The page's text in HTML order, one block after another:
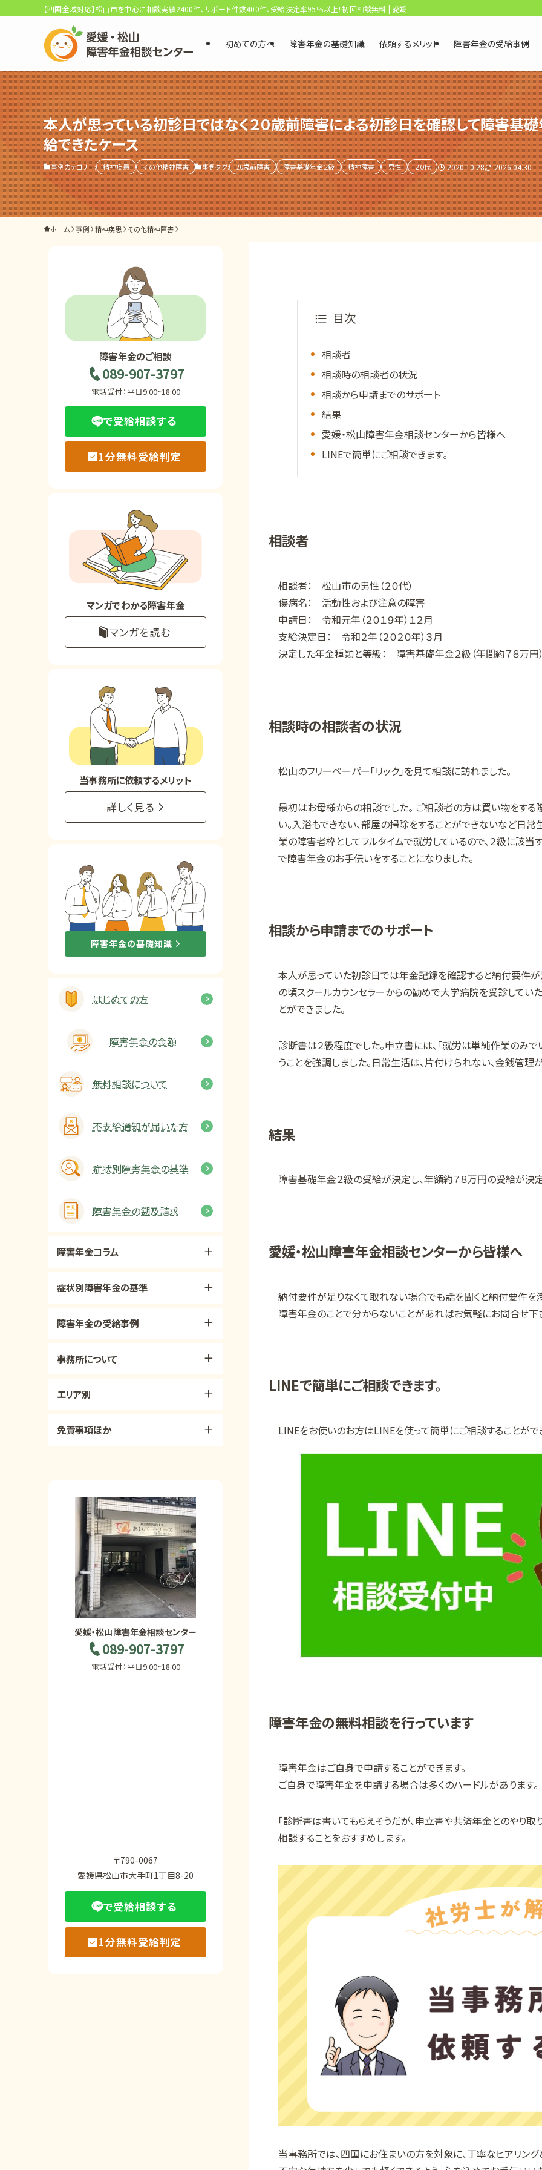
選ばれる3つの理由
初回相談料0円・受給後報酬型
サポート料金について
県内 No.1 の豊富な知識と経験
ご相談事例をみる
外出困難でもOK
障害年金の基礎知識
障害年金の金額
Q&A・相談事例
事務所について
お客様からの感謝のお手紙
で受給相談をする
メリット
お電話でのお問い合わせ
089-907-3797
【四国全域対応】松山市を中心に相談実績2400件、サポート件数400件、受給決定率95％以上！初回相談無料 | 愛媛・松山障害年金相談センター
初めての方へ 障害年金の基礎知識 依頼するメリット 障害年金の受給事例
本人が思っている初診日ではなく２０歳前障害による初診日を確認して障害基
給できたケース
事例カテゴリー: 精神疾患 その他精神障害 事例タグ: 20歳前障害 障害基礎年金２級 精神障害 男性 ２０代 2020.10.28 2026.04.30
ホーム 事例 精神疾患 その他精神障害
目次
相談者
相談時の相談者の状況
相談から申請までのサポート
結果
愛媛・松山障害年金相談センターから皆様へ
LINEで簡単にご相談できます。
相談者
相談者： 松山市の男性（２０代）
傷病名： 活動性および注意の障害
申請日： 令和元年（２０１９年）１２月
支給決定日： 令和２年（２０２０年）３月
決定した年金種類と等級： 障害基礎年金２級（年間約７８万円
相談時の相談者の状況
松山のフリーペーパー「リック」を見て相談に訪れました。
最初はお母様からの相談でした。 ご相談者の方は買い物をす
い。入浴もできない、部屋の掃除をすることができないなど日
業の障害者枠としてフルタイムで就労しているので、２級に該当
で障害年金のお手伝いをすることになりました。
相談から申請までのサポート
本人が思っていた初診日では年金記録を確認すると納付要件が
の頃スクールカウンセラーからの勧めで大学病院を受診してい
とができました。
診断書は２級程度でした。申立書には、「就労は単純作業のみで
うことを強調しました。日常生活は、片付けられない、金銭管理
結果
障害基礎年金２級の受給が決定し、年額約７８万円の受給が決
愛媛・松山障害年金相談センターから皆様へ
納付要件が足りなくて取れない場合でも話を聞くと納付要件を
障害年金のことで分からないことがあればお気軽にお問合せ下
LINEで簡単にご相談できます。
LINEをお使いのお方はLINEを使って簡単にご相談することがで
障害年金の無料相談を行っています
障害年金はご自身で申請することができます。
ご自身で障害年金を申請する場合は多くのハードルがあります。
「診断書は書いてもらえそうだが、申立書や共済年金とのやり
相談することをおすすめします。
当事務所では、四国にお住まいの方を対象に、丁寧なヒアリング
障害年金のご相談
089-907-3797
電話受付：平日9:00~18:00
で受給相談する
1分無料受給判定
マンガでわかる障害年金
マンガを読む
当事務所に依頼するメリット
詳しく見る
障害年金の基礎知識
はじめての方
障害年金の金額
無料相談について
不支給通知が届いた方
症状別障害年金の基準
障害年金の遡及請求
障害年金コラム
症状別障害年金の基準
障害年金の受給事例
事務所について
エリア別
免責事項ほか
愛媛・松山障害年金相談センター
089-907-3797
電話受付：平日9:00~18:00
〒790-0067
愛媛県松山市大手町1丁目8-20
で受給相談する
1分無料受給判定